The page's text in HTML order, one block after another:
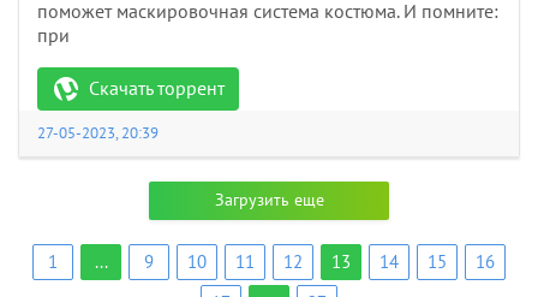
поможет маскировочная система костюма. И помните:
при
Скачать торрент
27-05-2023, 20:39
Загрузить еще
1 ... 9 10 11 12 13 14 15
16